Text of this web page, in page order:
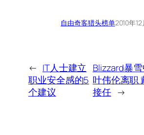
自由奇客猎头榜单2010年12
← IT人士建立
职业安全感的5
个建议
Blizzard暴
叶伟伦离职
接任 →